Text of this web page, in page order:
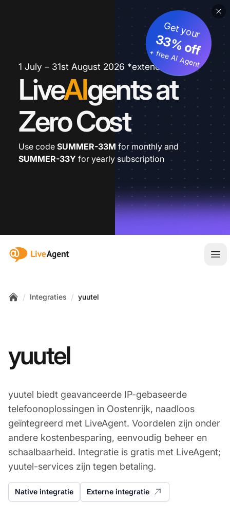
1 July – 31st August 2026 *extended
LiveAIgents at
Zero Cost
Get your
33% off
+ free AI Agent
Use code SUMMER-33M for monthly and
SUMMER-33Y for yearly subscription
:site.title
/ Integraties / yuutel
yuutel
yuutel biedt geavanceerde IP-gebaseerde
telefoonoplossingen in Oostenrijk, naadloos
geïntegreerd met LiveAgent. Voordelen zijn onder
andere kostenbesparing, eenvoudig beheer en
schaalbaarheid. Integratie is gratis met LiveAgent;
yuutel-services zijn tegen betaling.
Native integratie Externe integratie